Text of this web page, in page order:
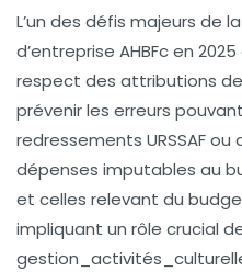
L’un des défis majeurs de
d’entreprise AHBFc en
respect des attributions
prévenir les erreurs
redressements URSSAF
dépenses imputables au
et celles relevant du
impliquant un rôle crucial